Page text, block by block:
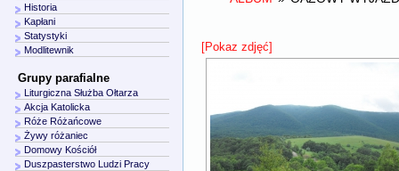
[Pokaz zdjęć]
Historia
Kapłani
Statystyki
Modlitewnik
Grupy parafialne
Liturgiczna Służba Ołtarza
Akcja Katolicka
Róże Różańcowe
Żywy różaniec
Domowy Kościół
Duszpasterstwo Ludzi Pracy